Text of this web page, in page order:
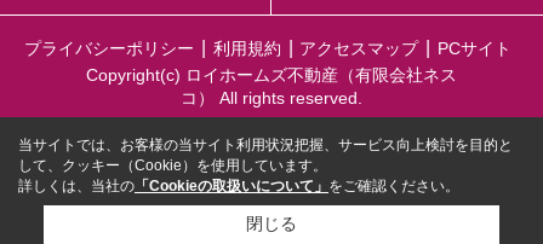
プライバシーポリシー 利用規約 アクセスマップ
PCサイト
Copyright(c) ロイホームズ不動産（有限会社ネス
コ） All rights reserved.
当サイトでは、お客様の当サイト利用状況把握、サービス向上検討を目的と
して、クッキー（Cookie）を使用しています。
詳しくは、当社の 「Cookieの取扱いについて」 をご確認ください。
閉じる